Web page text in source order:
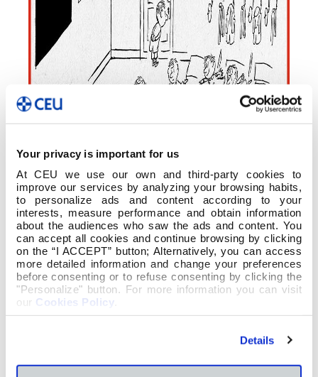
Your privacy is important for us
At CEU we use our own and third-party cookies to
improve our services by analyzing your browsing habits,
to personalize ads and content according to your
interests, measure performance and obtain information
about the audiences who saw the ads and content. You
can accept all cookies and continue browsing by clicking
on the “I ACCEPT” button; Alternatively, you can access
more detailed information and change your preferences
before consenting or to refuse consenting by clicking the
"Personalize" button. For more information you can visit
our Cookies Policy
Details